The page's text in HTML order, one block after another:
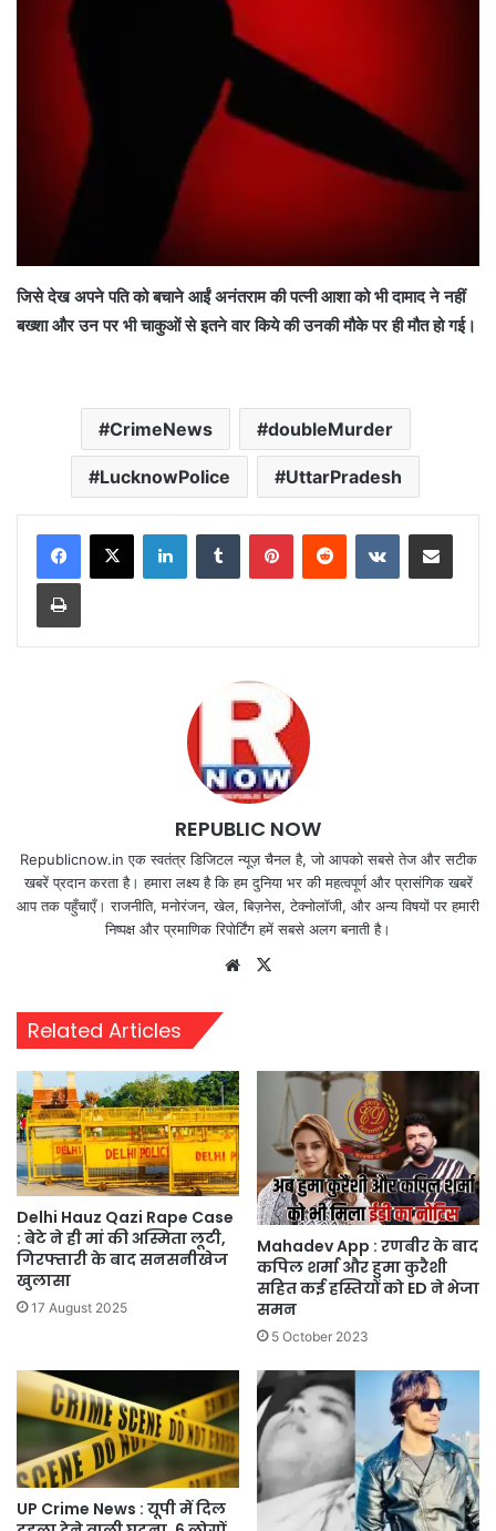
जिसे देख अपने पति को बचाने आईं अनंतराम की पत्नी आशा को भी दामाद ने नहीं
बख्शा और उन पर भी चाकुओं से इतने वार किये की उनकी मौके पर ही मौत हो गई।
CrimeNews doubleMurder
LucknowPolice UttarPradesh
LinkedInTumblr PinterestReddit VKontakteShare via Email
Print
REPUBLIC NOW
Republicnow.in एक स्वतंत्र डिजिटल न्यूज़ चैनल है, जो आपको सबसे तेज और सटीक
खबरें प्रदान करता है। हमारा लक्ष्य है कि हम दुनिया भर की महत्वपूर्ण और प्रासंगिक खबरें
आप तक पहुँचाएँ। राजनीति, मनोरंजन, खेल, बिज़नेस, टेक्नोलॉजी, और अन्य विषयों पर हमारी
निष्पक्ष और प्रमाणिक रिपोर्टिंग हमें सबसे अलग बनाती है।
Website
Related Articles
Delhi Hauz Qazi Rape Case
: बेटे ने ही मां की अस्मिता लूटी,
गिरफ्तारी के बाद सनसनीखेज
खुलासा
17 August 2025
Mahadev App : रणबीर के बाद
कपिल शर्मा और हुमा कुरैशी
सहित कई हस्तियों को ED ने भेजा
समन
5 October 2023
UP Crime News : यूपी में दिल